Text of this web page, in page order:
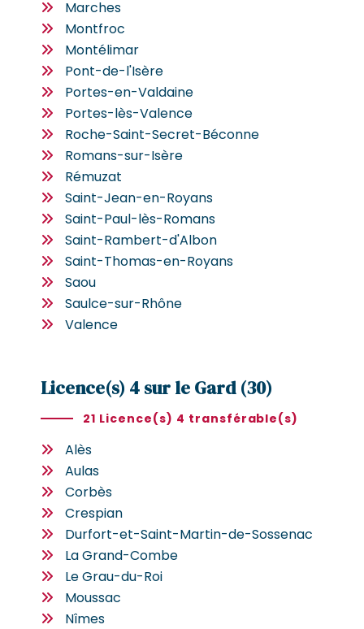
Marches
Montfroc
Montélimar
Pont-de-l'Isère
Portes-en-Valdaine
Portes-lès-Valence
Roche-Saint-Secret-Béconne
Romans-sur-Isère
Rémuzat
Saint-Jean-en-Royans
Saint-Paul-lès-Romans
Saint-Rambert-d'Albon
Saint-Thomas-en-Royans
Saou
Saulce-sur-Rhône
Valence
Licence(s) 4 sur le Gard (30)
21 Licence(s) 4 transférable(s)
Alès
Aulas
Corbès
Crespian
Durfort-et-Saint-Martin-de-Sossenac
La Grand-Combe
Le Grau-du-Roi
Moussac
Nîmes